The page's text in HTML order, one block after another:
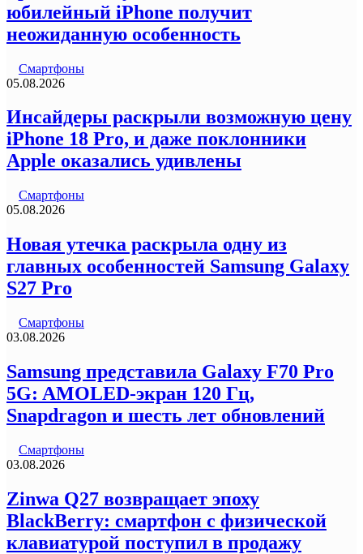
юбилейный iPhone получит
неожиданную особенность
Смартфоны
05.08.2026
Инсайдеры раскрыли возможную цену
iPhone 18 Pro, и даже поклонники
Apple оказались удивлены
Смартфоны
05.08.2026
Новая утечка раскрыла одну из
главных особенностей Samsung Galaxy
S27 Pro
Смартфоны
03.08.2026
Samsung представила Galaxy F70 Pro
5G: AMOLED-экран 120 Гц,
Snapdragon и шесть лет обновлений
Смартфоны
03.08.2026
Zinwa Q27 возвращает эпоху
BlackBerry: смартфон с физической
клавиатурой поступил в продажу